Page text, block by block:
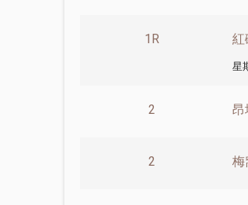
1R 紅
星
2 昂
2 梅